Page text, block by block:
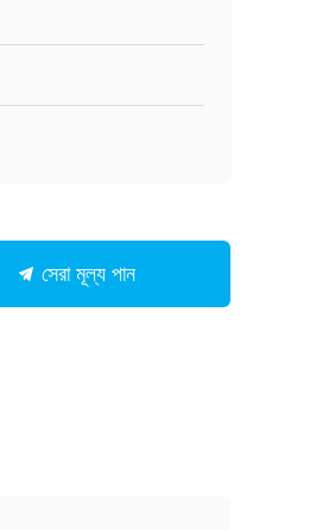
সেরা মূল্য পান